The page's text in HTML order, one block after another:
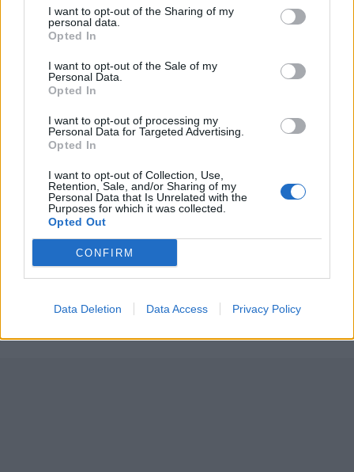
I want to opt-out of the Sharing of my
personal data.
Opted In
I want to opt-out of the Sale of my
Personal Data.
Opted In
I want to opt-out of processing my
Personal Data for Targeted Advertising.
Opted In
I want to opt-out of Collection, Use,
Retention, Sale, and/or Sharing of my
Personal Data that Is Unrelated with the
Purposes for which it was collected.
Opted Out
CONFIRM
Data Deletion Data Access Privacy Policy
Photo 2/2
Ρέμος-Μπόσνιακ: Βέρα στο αριστερό για την Υβόννη;